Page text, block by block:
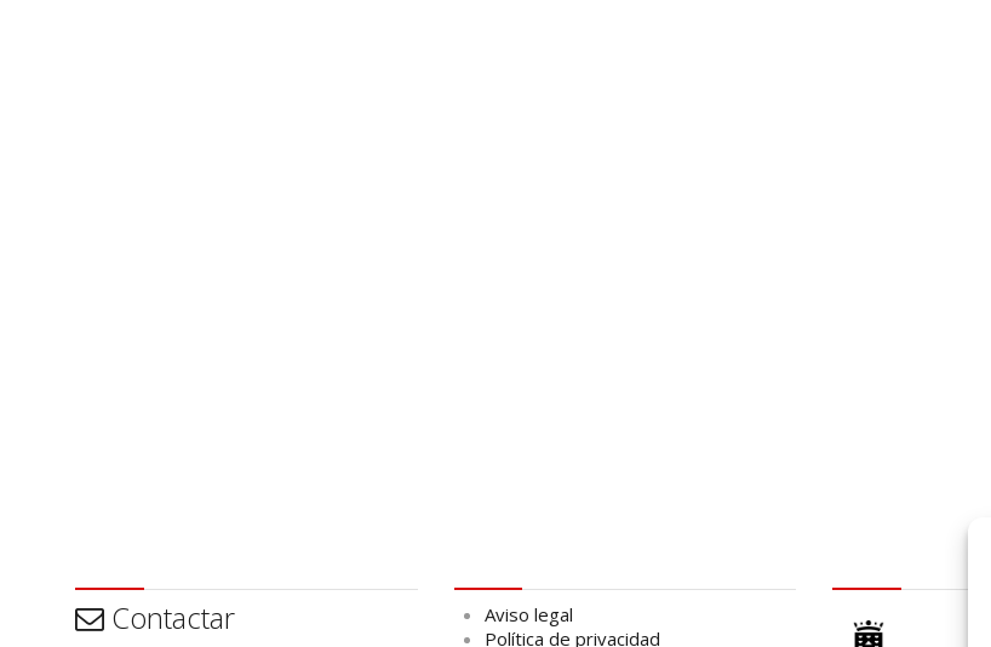
Contactar
Aviso legal
Política de privacidad